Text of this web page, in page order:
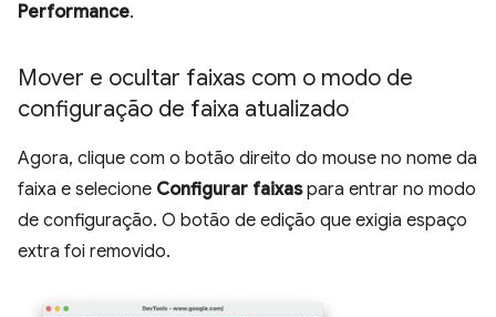
Performance.
Mover e ocultar faixas com o modo de
configuração de faixa atualizado
Agora, clique com o botão direito do mouse no nome da
faixa e selecione Configurar faixaspara entrar no modo
de configuração. O botão de edição que exigia espaço
extra foi removido.